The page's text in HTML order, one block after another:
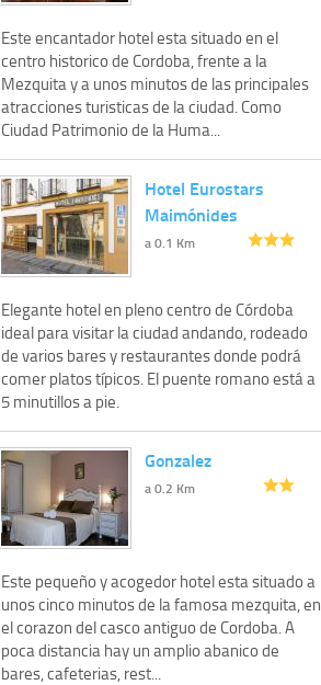
Este encantador hotel esta situado en el
centro historico de Cordoba, frente a la
Mezquita y a unos minutos de las principales
atracciones turisticas de la ciudad. Como
Ciudad Patrimonio de la Huma...
Hotel Eurostars
Maimónides
a 0.1 Km
Elegante hotel en pleno centro de Córdoba
ideal para visitar la ciudad andando, rodeado
de varios bares y restaurantes donde podrá
comer platos típicos. El puente romano está a
5 minutillos a pie.
Gonzalez
a 0.2 Km
Este pequeño y acogedor hotel esta situado a
unos cinco minutos de la famosa mezquita, en
el corazon del casco antiguo de Cordoba. A
poca distancia hay un amplio abanico de
bares, cafeterias, rest...